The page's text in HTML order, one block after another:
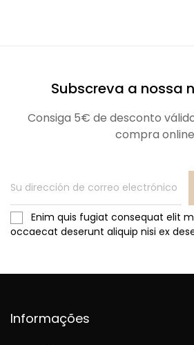
Subscreva a nossa
Consiga 5€ de desconto
compra online
Enim quis fugiat consequat elit
occaecat deserunt aliquip nisi ex
Informações